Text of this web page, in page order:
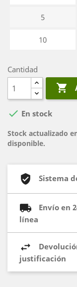
5
10
Cantidad

 En stock
Stock actualizado
disponible.
Sistema
Envío en
línea
justificación